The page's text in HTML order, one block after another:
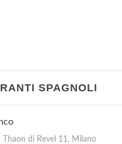
SPAGNOLI
Thaon di Revel 11, Milano